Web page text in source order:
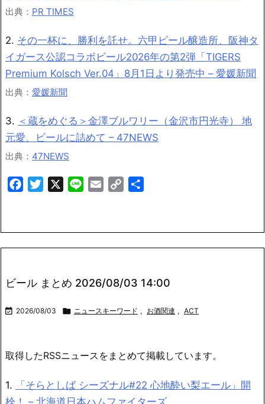
出典： PR TIMES
2. その一杯に、勝利を託せ。六甲ビール醸造所、阪神タ
イガース公認コラボビール2026年の第2弾「TIGERS
Premium Kolsch Ver.04」8月1日より発売中 – 愛媛新聞
出典： 愛媛新聞
3. ＜蔵をめぐる＞金澤ブルワリー（金沢市円光寺） 地
元愛、ビールに詰めて – 47NEWS
出典： 47NEWS
FacebookTwitter Line Email
Copy
ビール まとめ 2026/08/03 14:00
 2026/08/03  ニュースキーワード , お酒関連 , ACT
取得したRSSニュースをまとめて掲載しています。
1.
「そらとしば シーズナル#22 心地酔い梨エール」開